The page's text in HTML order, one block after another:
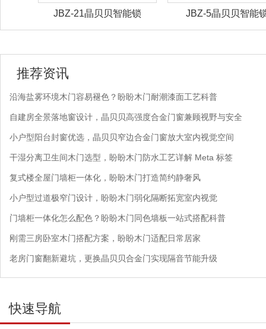
JBZ-21晶贝贝智能锁 JBZ-5晶贝贝智能
推荐资讯
沿海盐雾环境木门容易褪色？盼盼木门耐潮漆面工艺科普
自建房全景落地窗设计，晶贝贝高强度合金门窗兼顾视野与安全
小户型阳台封窗优选，晶贝贝窄边合金门窗放大室内视觉空间
干湿分离卫生间木门选型，盼盼木门防水工艺详解 Meta 标签
复式楼全屋门墙柜一体化，盼盼木门打造简约静奢风
小户型过道极窄门设计，盼盼木门弱化隔断拓宽室内视觉
门墙柜一体化怎么配色？盼盼木门同色墙板一站式搭配科普
刚需三房卧室木门搭配方案，盼盼木门适配日常居家
老房门窗翻新避坑，更换晶贝贝合金门实现隔音节能升级
快速导航